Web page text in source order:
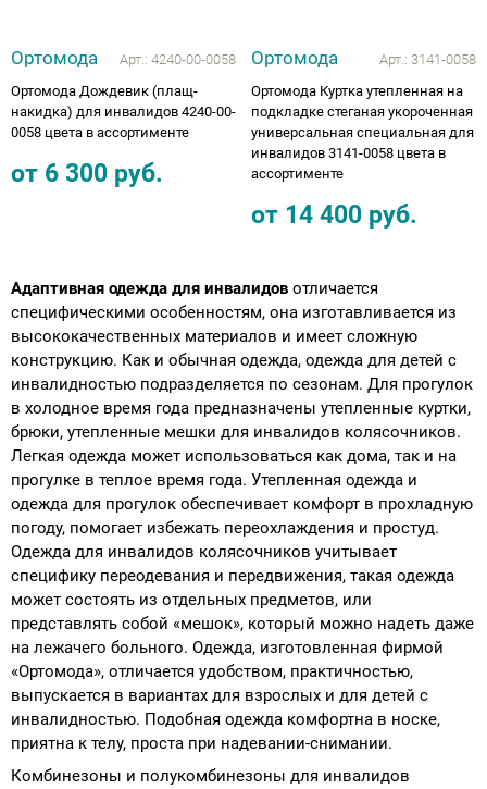
Ортомода Арт.: 4240-00-0058
Ортомода Дождевик (плащ-
накидка) для инвалидов 4240-00-
0058 цвета в ассортименте
от 6 300 руб.
Ортомода Арт.: 3141-0058
Ортомода Куртка утепленная на
подкладке стеганая укороченная
универсальная специальная для
инвалидов 3141-0058 цвета в
ассортименте
от 14 400 руб.
Адаптивная одежда для инвалидов отличается
специфическими особенностям, она изготавливается из
высококачественных материалов и имеет сложную
конструкцию. Как и обычная одежда, одежда для детей с
инвалидностью подразделяется по сезонам. Для прогулок
в холодное время года предназначены утепленные куртки,
брюки, утепленные мешки для инвалидов колясочников.
Легкая одежда может использоваться как дома, так и на
прогулке в теплое время года. Утепленная одежда и
одежда для прогулок обеспечивает комфорт в прохладную
погоду, помогает избежать переохлаждения и простуд.
Одежда для инвалидов колясочников учитывает
специфику переодевания и передвижения, такая одежда
может состоять из отдельных предметов, или
представлять собой «мешок», который можно надеть даже
на лежачего больного. Одежда, изготовленная фирмой
«Ортомода», отличается удобством, практичностью,
выпускается в вариантах для взрослых и для детей с
инвалидностью. Подобная одежда комфортна в носке,
приятна к телу, проста при надевании-снимании.
Комбинезоны и полукомбинезоны для инвалидов